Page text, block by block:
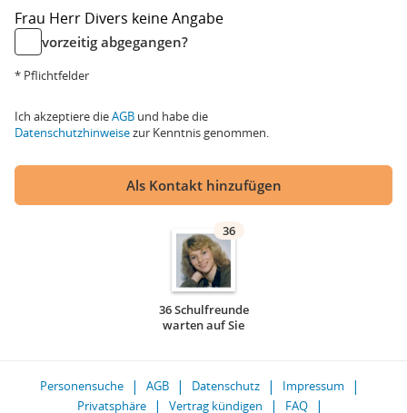
Frau Herr Divers keine Angabe
vorzeitig abgegangen?
* Pflichtfelder
Ich akzeptiere dieAGB und habe die
Datenschutzhinweisezur Kenntnis genommen.
Als Kontakt hinzufügen
36
36 Schulfreunde
warten auf Sie
Personensuche AGB Datenschutz
Impressum
Privatsphäre
Vertrag kündigen FAQ